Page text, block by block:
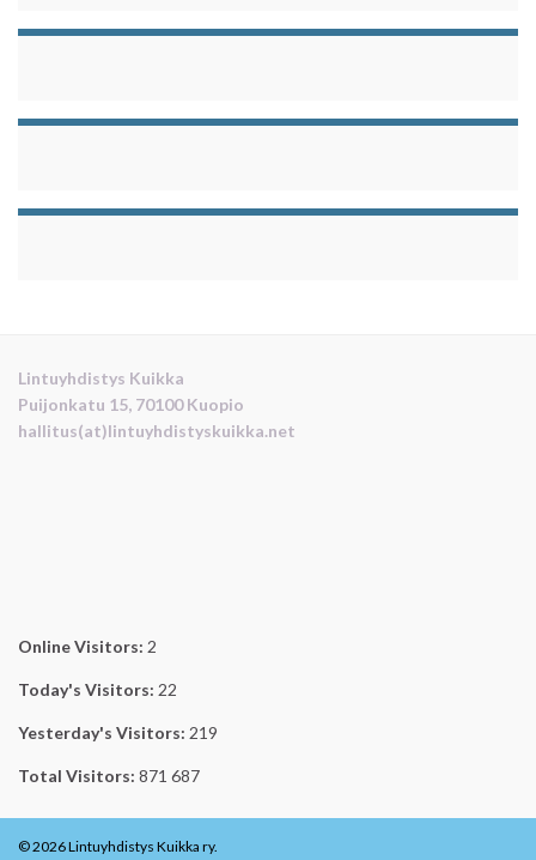
Lintuyhdistys Kuikka
Puijonkatu 15, 70100 Kuopio
hallitus(at)lintuyhdistyskuikka.net
Online Visitors: 2
Today's Visitors: 22
Yesterday's Visitors: 219
Total Visitors: 871 687
© 2026 Lintuyhdistys Kuikka ry.